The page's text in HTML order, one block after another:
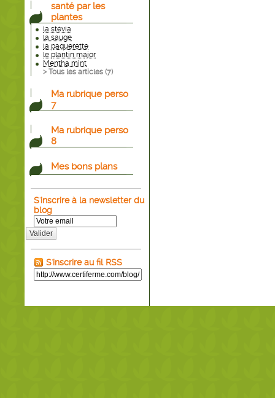
santé par les
plantes
la stévia
la sauge
la paquerette
le plantin major
Mentha mint
> Tous les articles (7)
Ma rubrique perso
7
Ma rubrique perso
8
Mes bons plans
S'inscrire à la newsletter du
blog
Valider
S'inscrire au fil RSS